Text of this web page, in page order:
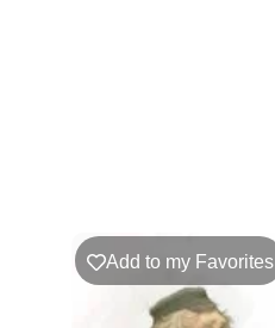
Ръэ
02.08.2026
Add to my Favorites